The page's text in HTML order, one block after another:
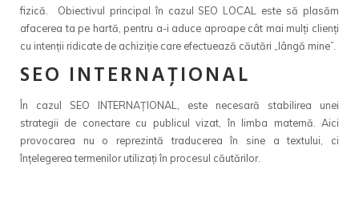
fizică. Obiectivul principal în cazul SEO LOCAL este să plasăm
afacerea ta pe hartă, pentru a-i aduce aproape cât mai mulți clienți
cu intenții ridicate de achiziție care efectuează căutări „lângă mine”.
SEO INTERNAȚIONAL
În cazul SEO INTERNAȚIONAL, este necesară stabilirea unei
strategii de conectare cu publicul vizat, în limba maternă. Aici
provocarea nu o reprezintă traducerea în sine a textului, ci
înțelegerea termenilor utilizați în procesul căutărilor.